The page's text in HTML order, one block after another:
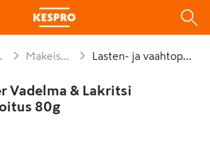
Makeispussit Lasten- ja vaahtopussit
Vadelma & Lakritsi
80g